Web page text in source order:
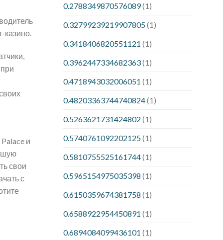
казино.
и
свои
с
0.2788349870576089(1)
0.32799239219907805(1)
0.3418406820551121 (1)
0.3962447334682363(1)
0.4718943032006051 (1)
0.48203363744740824(1)
0.5263621731424802 (1)
0.5740761092202125(1)
0.5810755525161744(1)
0.5965154975035398 (1)
0.6150359674381758 (1)
0.6588922954450891 (1)
0.6894084099436101 (1)